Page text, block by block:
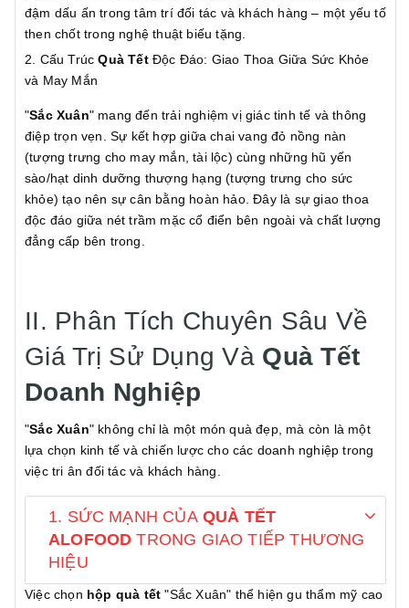
đậm dấu ấn trong tâm trí đối tác và khách hàng – một yếu tố
then chốt trong nghệ thuật biếu tặng.
2. Cấu TrúcQuà TếtĐộc Đáo: Giao Thoa Giữa Sức Khỏe
và May Mắn
"Sắc Xuân" mang đến trải nghiệm vị giác tinh tế và thông
điệp trọn vẹn. Sự kết hợp giữa chai vang đỏ nồng nàn
(tượng trưng cho may mắn, tài lộc) cùng những hũ yến
sào/hạt dinh dưỡng thượng hạng (tượng trưng cho sức
khỏe) tạo nên sự cân bằng hoàn hảo. Đây là sự giao thoa
độc đáo giữa nét trầm mặc cổ điển bên ngoài và chất lượng
đẳng cấp bên trong.
II. Phân Tích Chuyên Sâu Về
Giá Trị Sử Dụng Và Quà Tết
Doanh Nghiệp
"Sắc Xuân" không chỉ là một món quà đẹp, mà còn là một
lựa chọn kinh tế và chiến lược cho các doanh nghiệp trong
việc tri ân đối tác và khách hàng.
1. SỨC MẠNH CỦA QUÀ TẾT
ALOFOOD TRONG GIAO TIẾP THƯƠNG
HIỆU
Việc chọn hộp quà tết "Sắc Xuân" thể hiện gu thẩm mỹ cao